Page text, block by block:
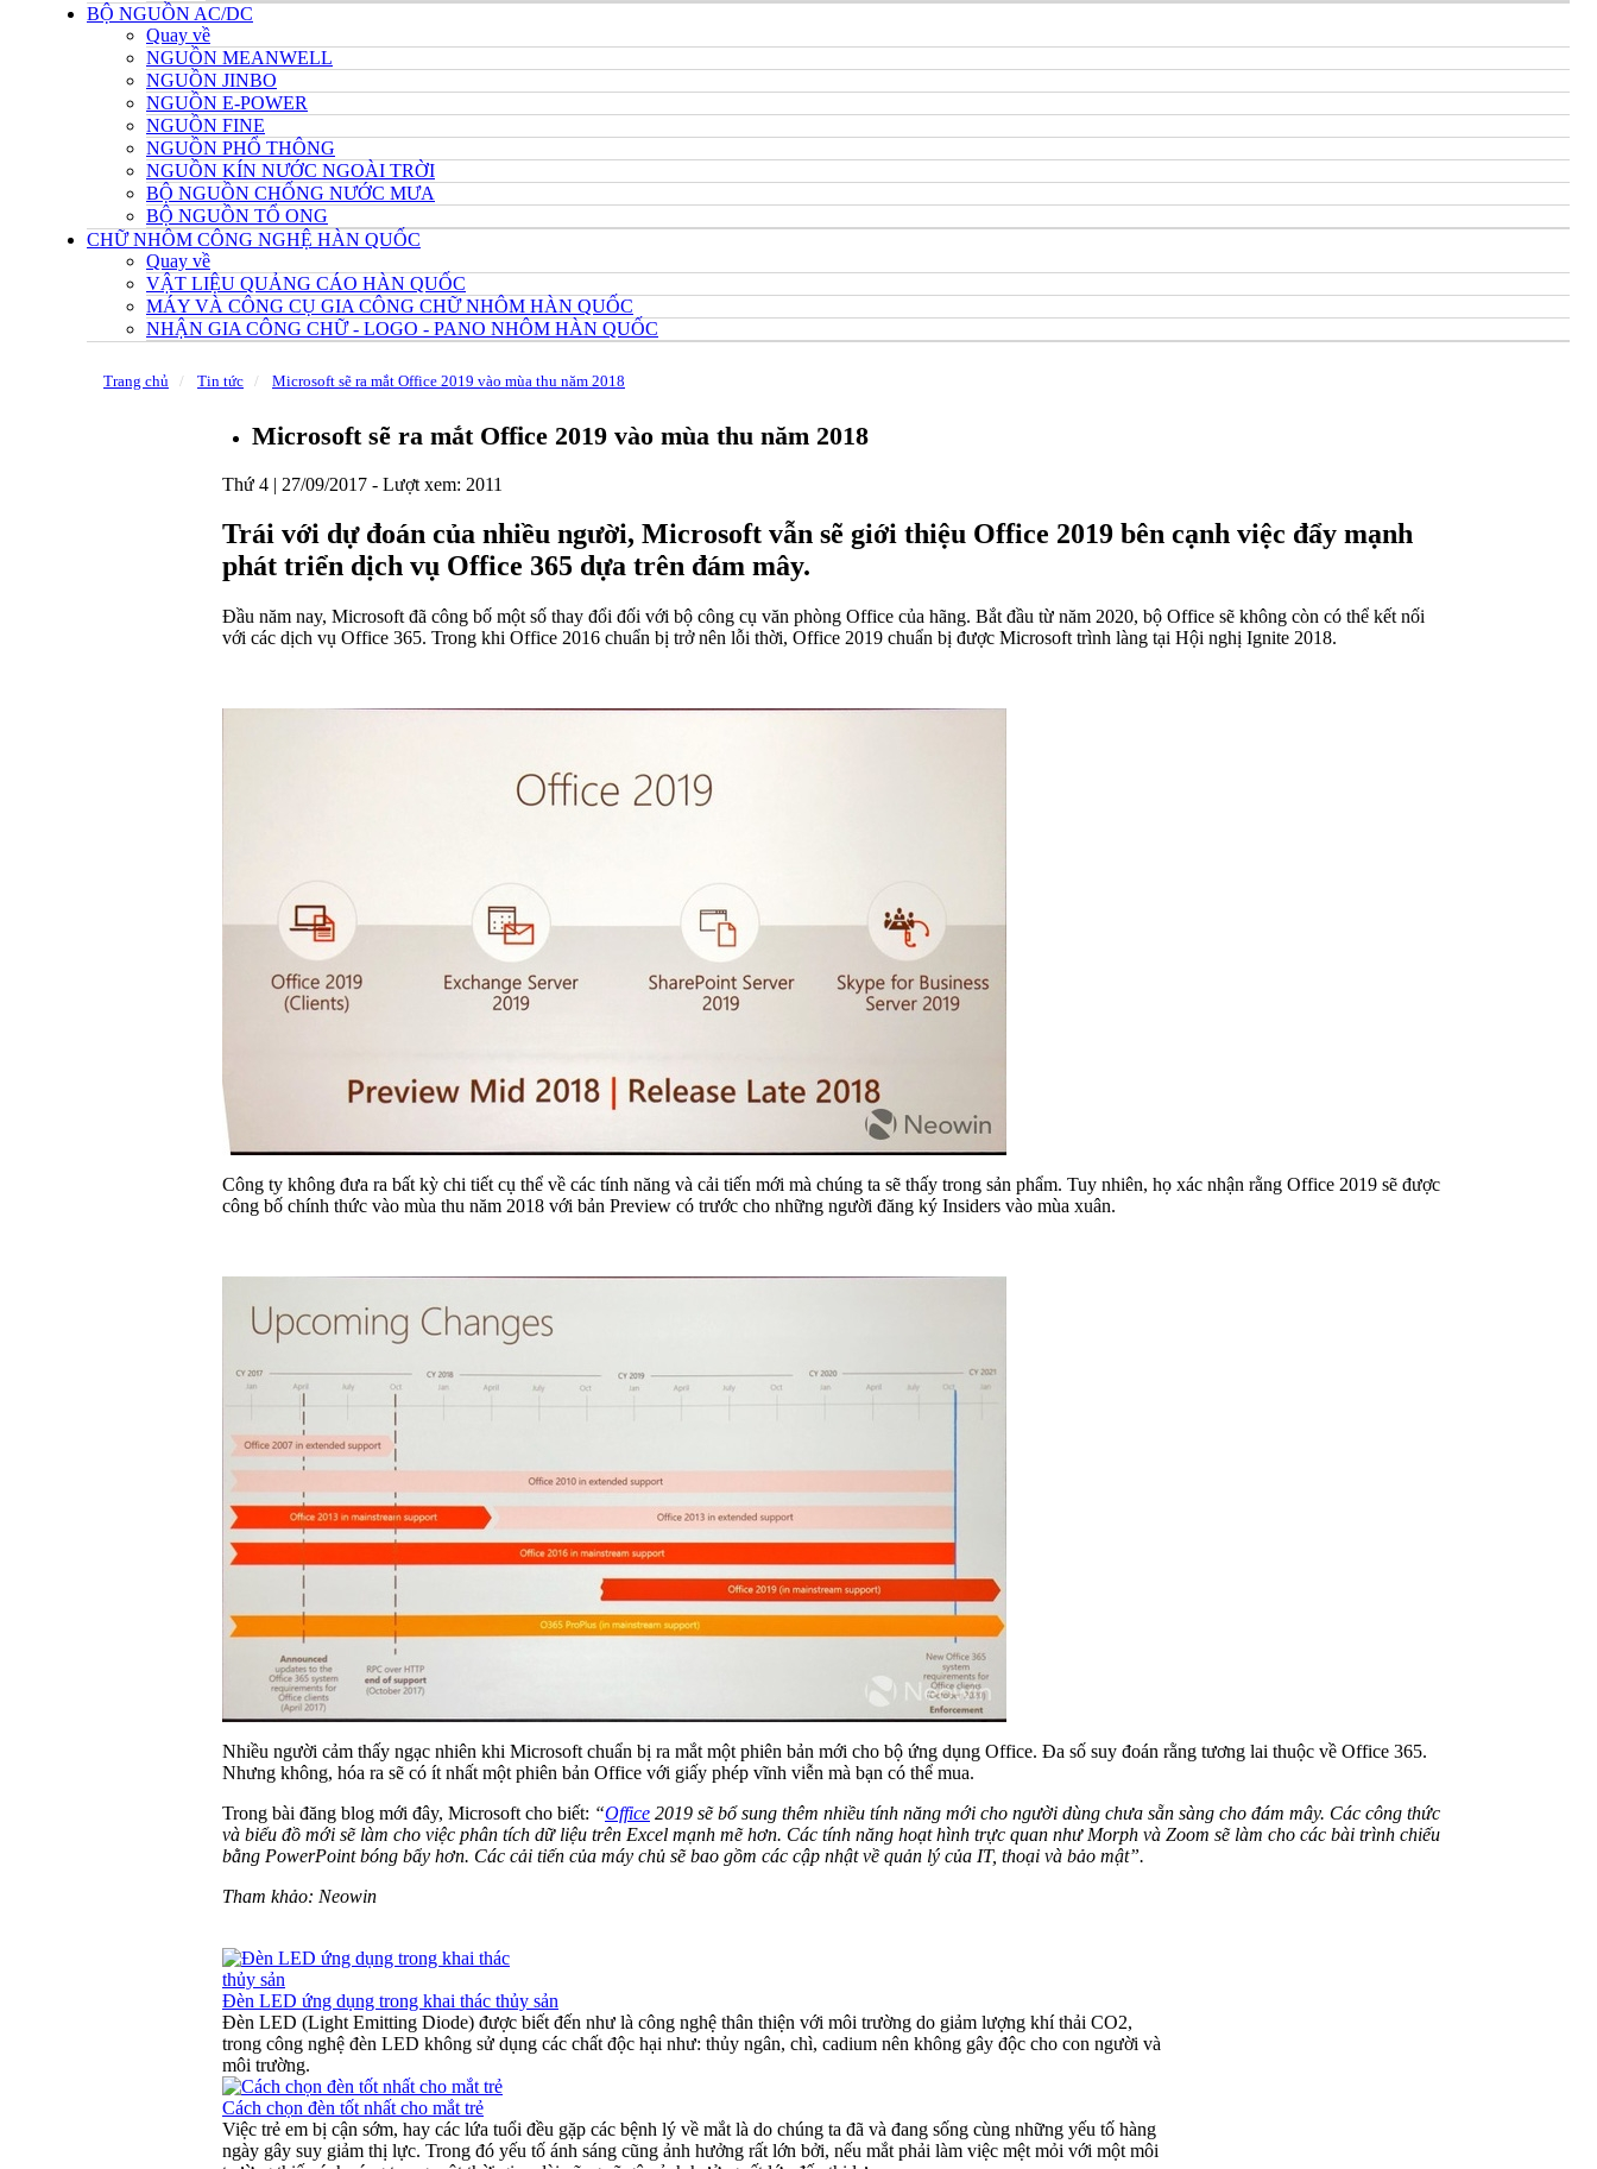
BỘ NGUỒN AC/DC
Quay về
NGUỒN MEANWELL
NGUỒN JINBO
NGUỒN E-POWER
NGUỒN FINE
NGUỒN PHỔ THÔNG
NGUỒN KÍN NƯỚC NGOÀI TRỜI
BỘ NGUỒN CHỐNG NƯỚC MƯA
BỘ NGUỒN TỔ ONG
CHỮ NHÔM CÔNG NGHỆ HÀN QUỐC
Quay về
VẬT LIỆU QUẢNG CÁO HÀN QUỐC
MÁY VÀ CÔNG CỤ GIA CÔNG CHỮ NHÔM HÀN QUỐC
NHẬN GIA CÔNG CHỮ - LOGO - PANO NHÔM HÀN QUỐC
Trang chủ Tin tức Microsoft sẽ ra mắt Office 2019 vào mùa thu năm 2018
Microsoft sẽ ra mắt Office 2019 vào mùa thu năm 2018
Thứ 4 | 27/09/2017 - Lượt xem: 2011
Trái với dự đoán của nhiều người, Microsoft vẫn sẽ giới thiệu Office 2019 bên cạnh việc đẩy mạnh
phát triển dịch vụ Office 365 dựa trên đám mây.
Đầu năm nay, Microsoft đã công bố một số thay đổi đối với bộ công cụ văn phòng Office của hãng. Bắt đầu từ năm 2020, bộ Office sẽ không còn có thể kết nối
với các dịch vụ Office 365. Trong khi Office 2016 chuẩn bị trở nên lỗi thời, Office 2019 chuẩn bị được Microsoft trình làng tại Hội nghị Ignite 2018.
Công ty không đưa ra bất kỳ chi tiết cụ thể về các tính năng và cải tiến mới mà chúng ta sẽ thấy trong sản phẩm. Tuy nhiên, họ xác nhận rằng Office 2019 sẽ được
công bố chính thức vào mùa thu năm 2018 với bản Preview có trước cho những người đăng ký Insiders vào mùa xuân.
Nhiều người cảm thấy ngạc nhiên khi Microsoft chuẩn bị ra mắt một phiên bản mới cho bộ ứng dụng Office. Đa số suy đoán rằng tương lai thuộc về Office 365.
Nhưng không, hóa ra sẽ có ít nhất một phiên bản Office với giấy phép vĩnh viễn mà bạn có thể mua.
Trong bài đăng blog mới đây, Microsoft cho biết: “Office 2019 sẽ bổ sung thêm nhiều tính năng mới cho người dùng chưa sẵn sàng cho đám mây. Các công thức
và biểu đồ mới sẽ làm cho việc phân tích dữ liệu trên Excel mạnh mẽ hơn. Các tính năng hoạt hình trực quan như Morph và Zoom sẽ làm cho các bài trình chiếu
bằng PowerPoint bóng bẩy hơn. Các cải tiến của máy chủ sẽ bao gồm các cập nhật về quản lý của IT, thoại và bảo mật”.
Tham khảo: Neowin
Đèn LED ứng dụng trong khai thác thủy sản
Đèn LED (Light Emitting Diode) được biết đến như là công nghệ thân thiện với môi trường do giảm lượng khí thải CO2,
trong công nghệ đèn LED không sử dụng các chất độc hại như: thủy ngân, chì, cadium nên không gây độc cho con người và
môi trường.
Cách chọn đèn tốt nhất cho mắt trẻ
Việc trẻ em bị cận sớm, hay các lứa tuổi đều gặp các bệnh lý về mắt là do chúng ta đã và đang sống cùng những yếu tố hàng
ngày gây suy giảm thị lực. Trong đó yếu tố ánh sáng cũng ảnh hưởng rất lớn bởi, nếu mắt phải làm việc mệt mỏi với một môi